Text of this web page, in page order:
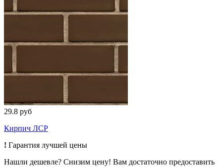
29.8 руб
Кирпич ЛСР
! Гарантия лучшей цены
Нашли дешевле? Снизим цену! Вам достаточно предоставить